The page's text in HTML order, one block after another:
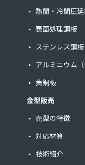
熱間・冷間圧
表面処理鋼板
ステンレス鋼板
アルミニウム（
黄銅板
金型販売
売型の特徴
対応材質
技術紹介